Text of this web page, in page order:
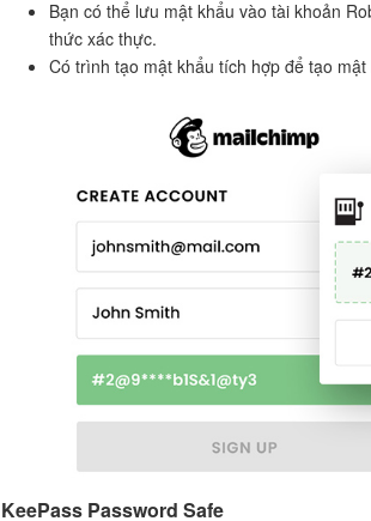
Bạn có thể lưu mật khẩu vào tài khoản
thức xác thực.
Có trình tạo mật khẩu tích hợp để tạo mật
KeePass Password Safe